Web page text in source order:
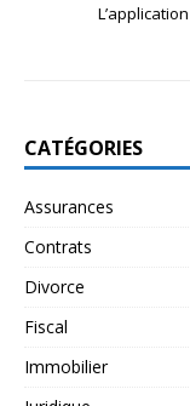
CATÉGORIES
Assurances
Contrats
Divorce
Fiscal
Immobilier